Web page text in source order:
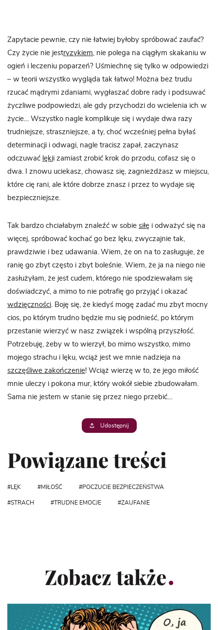
Zapytacie pewnie, czy nie łatwiej byłoby spróbować zaufać?
Czy życie nie jestryzykiem, nie polega na ciągłym skakaniu w
ogień i leczeniu poparzeń? Uśmiechnę się tylko w odpowiedzi
– w teorii wszystko wygląda tak łatwo! Można bez trudu
rzucać mądrymi zdaniami, wygłaszać dobre rady i podsuwać
życzliwe podpowiedzi, ale gdy przychodzi do wcielenia ich w
życie… Wszystko nagle komplikuje się i wydaje dwa razy
trudniejsze, straszniejsze, a ty, choć wcześniej pełna byłaś
determinacji i odwagi, nagle tracisz zapał, zaczynasz
odczuwać lękii zamiast zrobić krok do przodu, cofasz się o
dwa. I znowu uciekasz, chowasz się, zagnieżdżasz w miejscu,
które cię rani, ale które dobrze znasz i przez to wydaje się
bezpieczniejsze.
Tak bardzo chciałabym znaleźć w sobie siłę i odważyć się na
więcej, spróbować kochać go bez lęku, zwyczajnie tak,
prawdziwie i bez udawania. Wiem, że on na to zasługuje, że
ranię go zbyt często i zbyt boleśnie. Wiem, że ja na niego nie
zasłużyłam, że jest cudem, którego nie spodziewałam się
doświadczyć, a mimo to nie potrafię go przyjąć i okazać
wdzięczności. Boję się, że kiedyś mogę zadać mu zbyt mocny
cios, po którym trudno będzie mu się podnieść, po którym
przestanie wierzyć w nasz związek i wspólną przyszłość.
Potrzebuję, żeby w to wierzył, bo mimo wszystko, mimo
mojego strachu i lęku, wciąż jest we mnie nadzieja na
szczęśliwe zakończenie! Wciąż wierzę w to, że jego miłość
mnie uleczy i pokona mur, który wokół siebie zbudowałam.
Sama nie jestem w stanie się przez niego przebić…
Udostępnij
Powiązane treści
LĘK MIŁOŚĆ POCZUCIE BEZPIECZEŃSTWA
STRACH TRUDNE EMOCJE ZAUFANIE
Zobacz także